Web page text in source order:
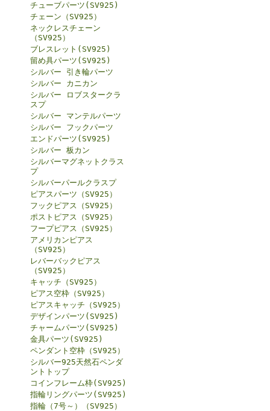
チューブパーツ(SV925)
チェーン（SV925）
ネックレスチェーン
（SV925）
ブレスレット(SV925)
留め具パーツ(SV925)
シルバー 引き輪パーツ
シルバー カニカン
シルバー ロブスタークラ
スプ
シルバー マンテルパーツ
シルバー フックパーツ
エンドパーツ(SV925)
シルバー 板カン
シルバーマグネットクラス
プ
シルバーパールクラスプ
ピアスパーツ（SV925）
フックピアス（SV925）
ポストピアス（SV925）
フープピアス（SV925）
アメリカンピアス
（SV925）
レバーバックピアス
（SV925）
キャッチ（SV925）
ピアス空枠（SV925）
ピアスキャッチ（SV925）
デザインパーツ(SV925)
チャームパーツ(SV925)
金具パーツ(SV925)
ペンダント空枠（SV925）
シルバー925天然石ペンダ
ントトップ
コインフレーム枠(SV925)
指輪リングパーツ(SV925)
指輪（7号～）（SV925）